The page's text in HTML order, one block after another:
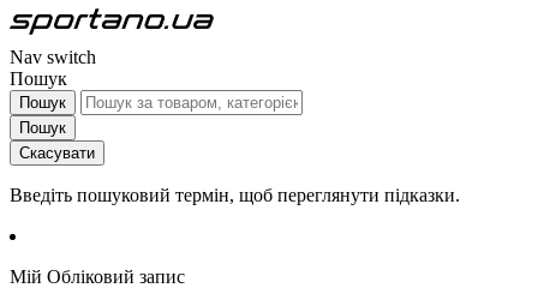
Nav switch
Пошук
Пошук
Пошук
Скасувати
Введіть пошуковий термін, щоб переглянути підказки.
Мій Обліковий запис